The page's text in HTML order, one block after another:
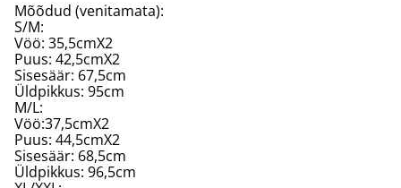
Mõõdud (venitamata):
S/M:
Vöö: 35,5cmX2
Puus: 42,5cmX2
Sisesäär: 67,5cm
Üldpikkus: 95cm
M/L:
Vöö:37,5cmX2
Puus: 44,5cmX2
Sisesäär: 68,5cm
Üldpikkus: 96,5cm